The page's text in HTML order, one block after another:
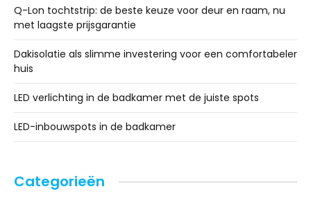
Q-Lon tochtstrip: de beste keuze voor deur en raam, nu
met laagste prijsgarantie
Dakisolatie als slimme investering voor een comfortabeler
huis
LED verlichting in de badkamer met de juiste spots
LED-inbouwspots in de badkamer
Categorieën